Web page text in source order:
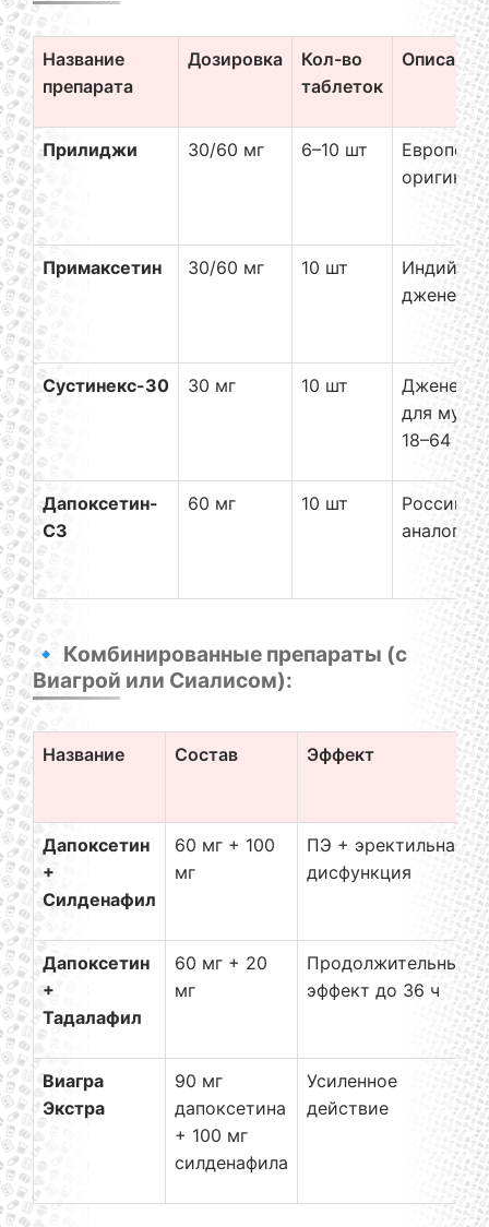
Название
препарата
Дозировка
Кол-во
таблеток
Описание
Прилиджи 30/60 мг 6–10 шт
оригинал
Примаксетин 30/60 мг 10 шт
дженерик
Сустинекс-30 30 мг 10 шт
Дженерик
для
18–64 лет
Дапоксетин-
СЗ
60 мг 10 шт
аналог
🔹 Комбинированные препараты (с
Виагрой или Сиалисом):
Название Состав Эффект
Дапоксетин
+
Силденафил
60 мг + 100
мг
ПЭ + эректильная
дисфункция
Дапоксетин
+
Тадалафил
60 мг + 20
мг
Продолжительный
эффект до 36 ч
Виагра
Экстра
90 мг
дапоксетина
+ 100 мг
силденафила
Усиленное
действие